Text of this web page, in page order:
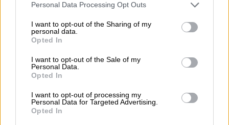
Personal Data Processing Opt Outs
I want to opt-out of the Sharing of my
personal data.
Opted In
I want to opt-out of the Sale of my
Personal Data.
Opted In
I want to opt-out of processing my
Personal Data for Targeted Advertising.
Opted In
El MITECO crea una guía de
medidas y recomendaciones para